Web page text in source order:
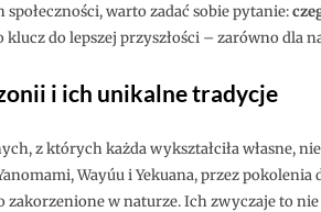
warto zadać sobie pytanie:
do lepszej przyszłości – zarówno dla
i ich unikalne tradycje
z których każda wykształciła własne,
Wayúu i Yekuana, przez
w naturze. Ich zwyczaje to